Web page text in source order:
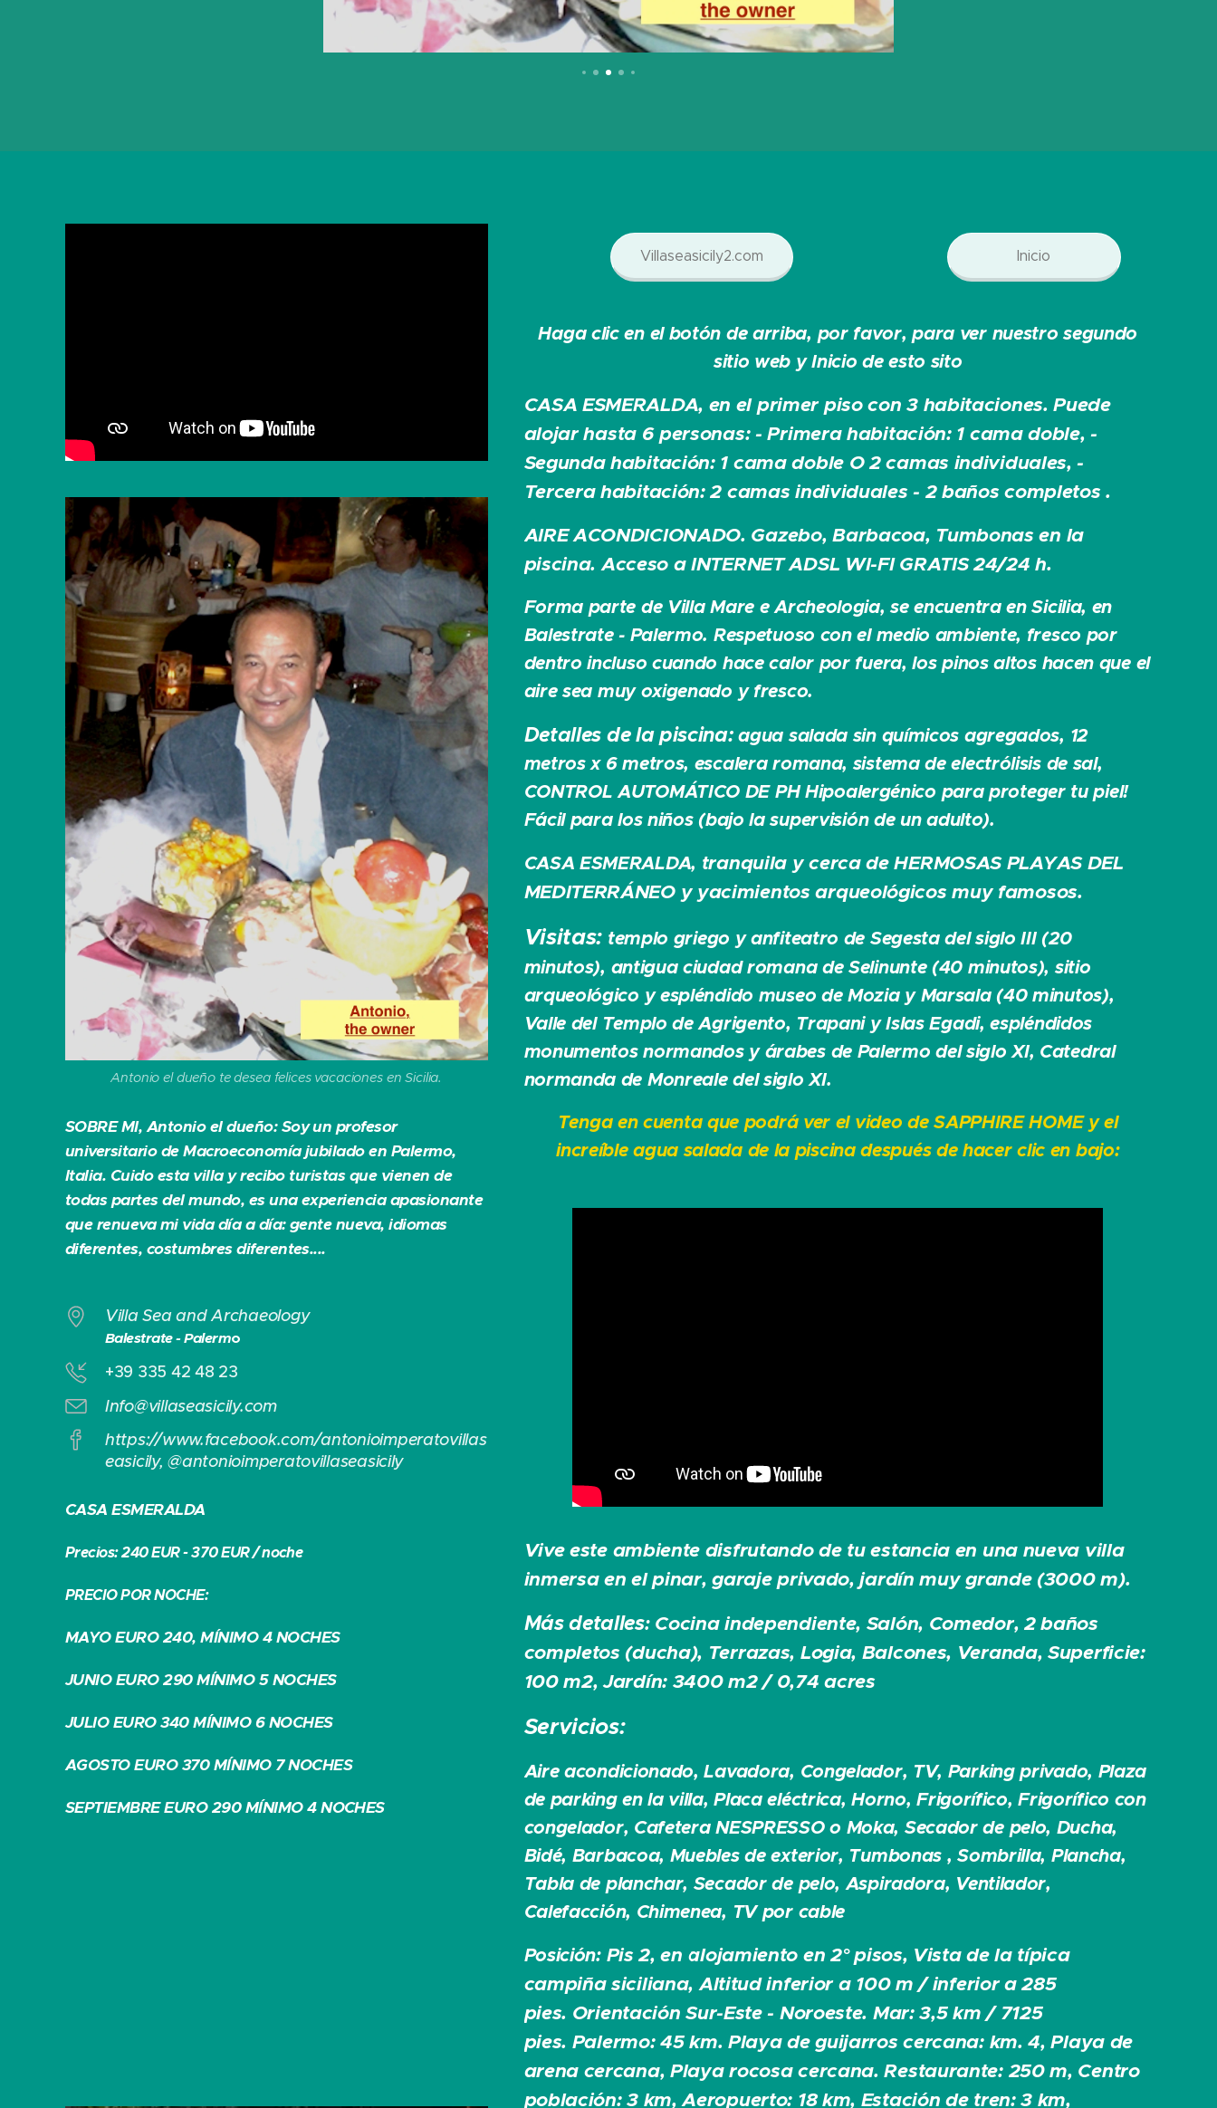
Antonio el dueño te desea felices vacaciones en Sicilia.
SOBRE MI, Antonio el dueño: Soy un profesor
universitario de Macroeconomía jubilado en Palermo,
Italia. Cuido esta villa y recibo turistas que vienen de
todas partes del mundo, es una experiencia apasionante
que renueva mi vida día a día: gente nueva, idiomas
diferentes, costumbres diferentes....
Villa Sea and Archaeology
Balestrate - Palermo
+39 335 42 48 23
Info@villaseasicily.com
https://www.facebook.com/antonioimperatovillas
easicily, @antonioimperatovillaseasicily
CASA ESMERALDA
Precios: 240 EUR - 370 EUR / noche
PRECIO POR NOCHE:
MAYO EURO 240, MÍNIMO 4 NOCHES
JUNIO EURO 290 MÍNIMO 5 NOCHES
JULIO EURO 340 MÍNIMO 6 NOCHES
AGOSTO EURO 370 MÍNIMO 7 NOCHES
SEPTIEMBRE EURO 290 MÍNIMO 4 NOCHES
Villaseasicily2.com Inicio
Haga clic en el botón de arriba, por favor, para ver nuestro segundo
sitio web y Inicio de esto sito
CASA ESMERALDA, en el primer piso con 3 habitaciones. Puede
alojar hasta 6 personas: - Primera habitación: 1 cama doble, -
Segunda habitación: 1 cama doble O 2 camas individuales, -
Tercera habitación: 2 camas individuales - 2 baños completos .
AIRE ACONDICIONADO. Gazebo, Barbacoa, Tumbonas en la
piscina. Acceso a INTERNET ADSL WI-FI GRATIS 24/24 h.
Forma parte de Villa Mare e Archeologia, se encuentra en Sicilia, en
Balestrate - Palermo. Respetuoso con el medio ambiente, fresco por
dentro incluso cuando hace calor por fuera, los pinos altos hacen que el
aire sea muy oxigenado y fresco.
Detalles de la piscina:agua salada sin químicos agregados, 12
metros x 6 metros, escalera romana, sistema de electrólisis de sal,
CONTROL AUTOMÁTICO DE PH Hipoalergénico para proteger tu piel!
Fácil para los niños (bajo la supervisión de un adulto).
CASA ESMERALDA, tranquila y cerca de HERMOSAS PLAYAS DEL
MEDITERRÁNEO y yacimientos arqueológicos muy famosos.
Visitas: templo griego y anfiteatro de Segesta del siglo III (20
minutos), antigua ciudad romana de Selinunte (40 minutos), sitio
arqueológico y espléndido museo de Mozia y Marsala (40 minutos),
Valle del Templo de Agrigento, Trapani y Islas Egadi, espléndidos
monumentos normandos y árabes de Palermo del siglo XI, Catedral
normanda de Monreale del siglo XI.
Tenga en cuenta que podrá ver el video de SAPPHIRE HOME y el
increíble agua salada de la piscina después de hacer clic en bajo:
Vive este ambiente disfrutando de tu estancia en una nueva villa
inmersa en el pinar, garaje privado, jardín muy grande (3000 m).
Más detalles: Cocina independiente, Salón, Comedor, 2 baños
completos (ducha), Terrazas, Logia, Balcones, Veranda,Superficie:
100 m2, Jardín: 3400 m2 / 0,74 acres
Servicios:
Aire acondicionado, Lavadora, Congelador, TV, Parking privado, Plaza
de parking en la villa, Placa eléctrica, Horno, Frigorífico, Frigorífico con
congelador, Cafetera NESPRESSO o Moka, Secador de pelo, Ducha,
Bidé, Barbacoa, Muebles de exterior, Tumbonas , Sombrilla, Plancha,
Tabla de planchar, Secador de pelo, Aspiradora, Ventilador,
Calefacción, Chimenea, TV por cable
Posición: Pis 2, en alojamiento en 2° pisos, Vista de la típica
campiña siciliana,Altitud inferior a 100 m / inferior a 285
pies. Orientación Sur-Este - Noroeste. Mar: 3,5 km / 7125
pies. Palermo: 45 km. Playa de guijarros cercana: km. 4, Playa de
arena cercana, Playa rocosa cercana. Restaurante: 250 m, Centro
población: 3 km, Aeropuerto: 18 km, Estación de tren: 3 km,